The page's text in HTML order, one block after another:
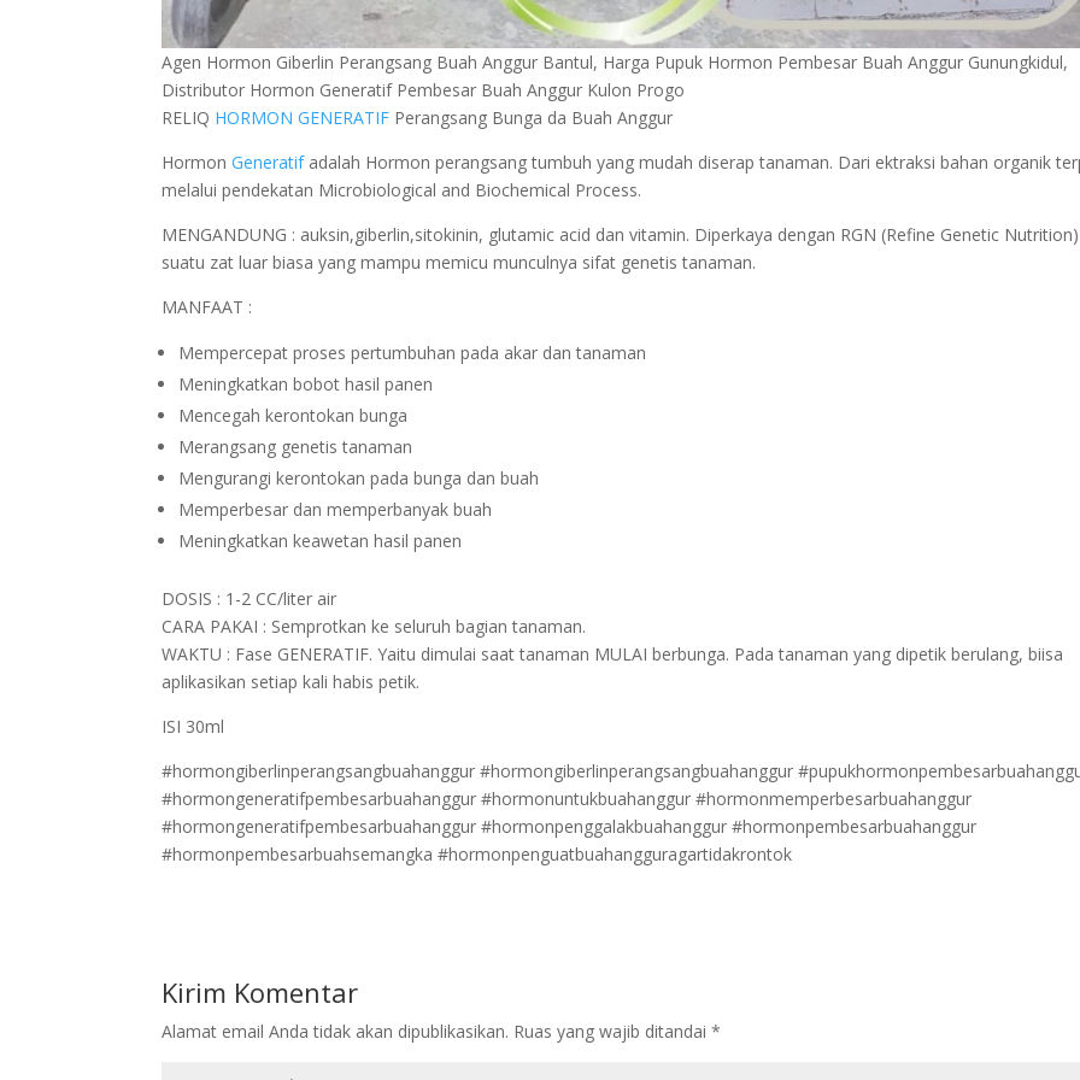
Agen Hormon Giberlin Perangsang Buah Anggur Bantul, Harga Pupuk Hormon Pembesar Buah Anggur Gunungkidul,
Distributor Hormon Generatif Pembesar Buah Anggur Kulon Progo
RELIQ HORMON GENERATIF Perangsang Bunga da Buah Anggur
HormonGeneratifadalah Hormon perangsang tumbuh yang mudah diserap tanaman. Dari ektraksi bahan organik
melalui pendekatan Microbiological and Biochemical Process.
MENGANDUNG : auksin,giberlin,sitokinin, glutamic acid dan vitamin. Diperkaya dengan RGN (Refine Genetic Nutrition)
suatu zat luar biasa yang mampu memicu munculnya sifat genetis tanaman.
MANFAAT :
Mempercepat proses pertumbuhan pada akar dan tanaman
Meningkatkan bobot hasil panen
Mencegah kerontokan bunga
Merangsang genetis tanaman
Mengurangi kerontokan pada bunga dan buah
Memperbesar dan memperbanyak buah
Meningkatkan keawetan hasil panen
DOSIS : 1-2 CC/liter air
CARA PAKAI : Semprotkan ke seluruh bagian tanaman.
WAKTU : Fase GENERATIF. Yaitu dimulai saat tanaman MULAI berbunga. Pada tanaman yang dipetik berulang, biisa
aplikasikan setiap kali habis petik.
ISI 30ml
#hormongiberlinperangsangbuahanggur #hormongiberlinperangsangbuahanggur
#hormongeneratifpembesarbuahanggur #hormonuntukbuahanggur #hormonmemperbesarbuahanggur
#hormongeneratifpembesarbuahanggur #hormonpenggalakbuahanggur #hormonpembesarbuahanggur
#hormonpembesarbuahsemangka #hormonpenguatbuahangguragartidakrontok
Kirim Komentar
Alamat email Anda tidak akan dipublikasikan. Ruas yang wajib ditandai*